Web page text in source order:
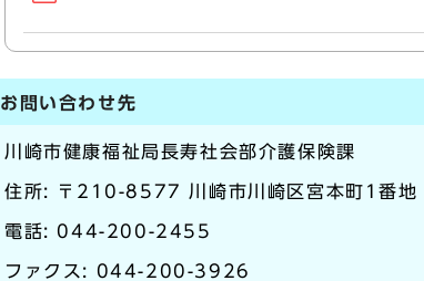
お問い合わせ先
川崎市健康福祉局長寿社会部介護保険課
住所: 〒210-8577 川崎市川崎区宮本町1番地
電話: 044-200-2455
ファクス: 044-200-3926